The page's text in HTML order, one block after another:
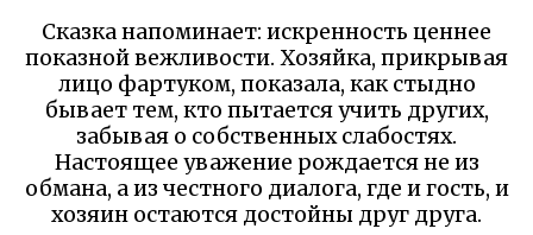
Сказка напоминает: искренность ценнее
показной вежливости. Хозяйка, прикрывая
лицо фартуком, показала, как стыдно
бывает тем, кто пытается учить других,
забывая о собственных слабостях.
Настоящее уважение рождается не из
обмана, а из честного диалога, где и гость, и
хозяин остаются достойны друг друга.